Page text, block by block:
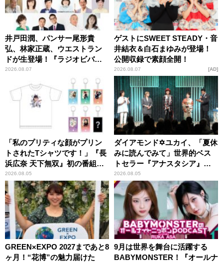
井戸田潤、パンサー尾形貴
弘、林家正蔵、ウエストラン
ドが生登場！『ラジオビバリ
ー昼ズ』
2026.08.07
ゲストにSWEET STEADY・音
井結衣＆白石まゆみが登場！
公開収録で素顔全開！
2026.08.07 AD
「私のプリティな顔がプリン
トされたTシャツです！」『長
浜広奈 天下無双』初の番組グ
ッズ発売
2026.08.05
ダイアモンド✡ユカイ、「夏休
みに読んでみて」世界的ベス
トセラー『アナスタシア』を
紹介
2026.08.05
GREEN×EXPO 2027まであと8
ヶ月！“花博”の魅力届けた
9月は世界を舞台に活躍する
BABYMONSTER！『オールナ